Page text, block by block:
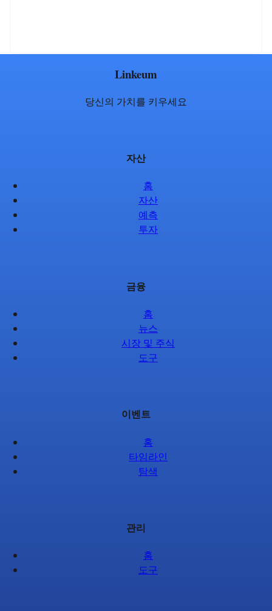
Linkeum
당신의 가치를 키우세요
자산
홈
자산
예측
투자
금융
홈
뉴스
시장 및 주식
도구
이벤트
홈
타임라인
탐색
관리
홈
도구